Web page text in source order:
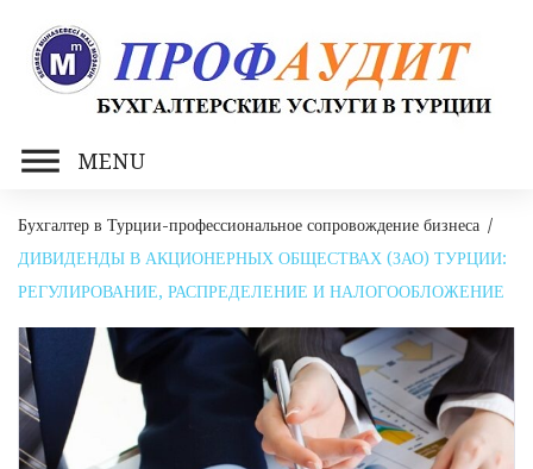
content
MENU
Бухгалтер в Турции-профессиональное сопровождение бизнеса /
ДИВИДЕНДЫ В АКЦИОНЕРНЫХ ОБЩЕСТВАХ (ЗАО) ТУРЦИИ:
РЕГУЛИРОВАНИЕ, РАСПРЕДЕЛЕНИЕ И НАЛОГООБЛОЖЕНИЕ